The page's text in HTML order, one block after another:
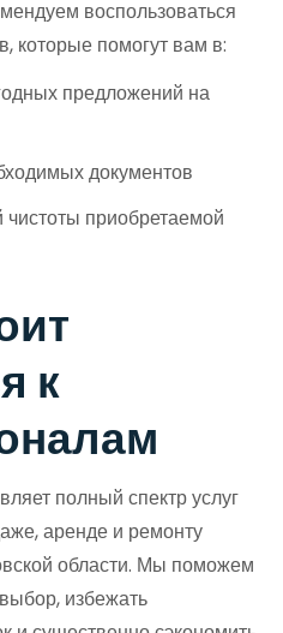
воспользоваться
которые помогут вам в:
предложений на
документов
приобретаемой
к
полный спектр услуг
аренде и ремонту
области. Мы поможем
избежать